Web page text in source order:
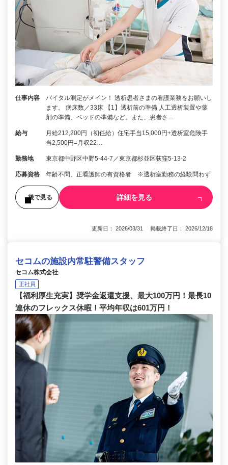
仕事内容
バイタル測定がメイン！ 透析患者さまの看護業務をお願いし
ます。 病床数／33床 【1】透析前の準備 人工透析装置や薬
剤の準備、ベッドの準備など。また、患者さ…
給与
月給212,200円（初任給）住宅手当15,000円+透析室危険手
当2,500円=月収22…
勤務地 東京都中野区中野5-44-7／東京都杉並区荻窪5-13-2
応募資格 年齢不問、正看護師の有資格者 ※透析室勤務の経験問わず
後で見る 詳細を見る
更新日： 2026/03/31 掲載終了日： 2026/12/18
セコムの施設内常駐警備スタッフ
セコム株式会社
正社員
【福利厚生充実】奨学金返還支援、最大100万円！最長10
連休のフレックス休暇！平均年収は601万円！